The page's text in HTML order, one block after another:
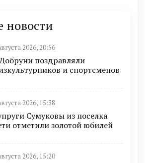
новости
2026, 20:56
поздравляли
и спортсменов
2026, 15:38
Сумуковы из поселка
отметили золотой юбилей
2026, 15:20